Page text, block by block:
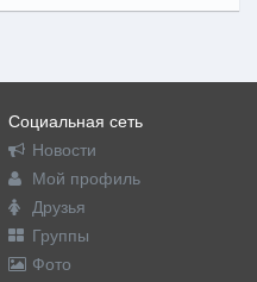
Социальная сеть
Новости
Мой профиль
Друзья
Группы
Фото